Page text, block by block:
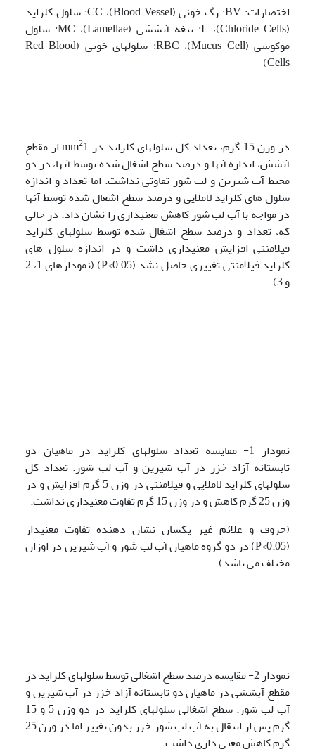
اختصارات: BV: رگ خونی (Blood Vessel)، CC: سلول کلراید
(Chloride Cells)، L: تیغه آبششی (Lamellae)، MC: سلول
موکوسی (Mucus Cell)، RBC: سلولهای خونی (Red Blood
Cells)
در وزن 15 گرم، تعداد کل سلولهای کلراید در mm 2
1 از مقطع
آبشش، اندازه آنها و درصد سطح اشغال شده توسط آنها، در دو
محیط آب شیرین و لب شور تفاوتی نداشت. اما تعداد و اندازه
سلول های کلراید لاملایی و درصد سطح اشغال شده توسط آنها
در مواجه با آب لب شور کاهش معنی­داری را نشان داد. در حالی
که، تعداد و درصد سطح اشغال شده توسط سلولهای کلراید
فیلامنتی افزایش معنی­داری داشت و در اندازه سلول های
کلراید فیلامنتی تغییری حاصل نشد (P<0.05) (نمودارهای 1، 2
و 3).
نمودار 1- مقایسه تعداد سلولهای کلراید در ماهیان دو
تابستانه آزاد خزر در آب شیرین و آب لب شور. تعداد کل
سلولهای کلراید لاملایی و فیلامنتی در وزن 5 گرم افزایش و در
وزن 25 گرم کاهش و در وزن 15 گرم تفاوت معنی­داری نداشت.
(حروف و علائم غیر یکسان نشان دهنده تفاوت معنی­دار
(P<0.05) در دو گروه ماهیان آب لب شور و آب شیرین در اوزان
مختلف می باشد)
نمودار 2- مقایسه درصد سطح اشغالی توسط سلولهای کلراید در
مقطع آبششی در ماهیان دو تابستانه آزاد خزر در آب شیرین و
آب لب شور. سطح اشغالی سلولهای کلراید در دو وزن 5 و 15
گرم پس از انتقال به آب لب شور خزر بدون تغییر اما در وزن 25
گرم کاهش معنی داری داشت.